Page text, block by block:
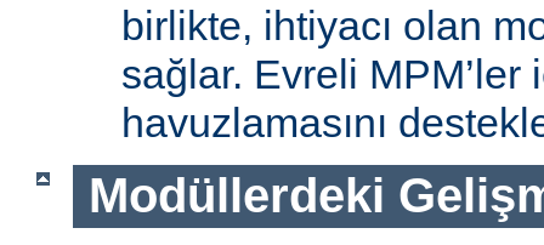
birlikte, ihtiyacı olan
sağlar. Evreli MPM’ler
havuzlamasını
Modüllerdeki